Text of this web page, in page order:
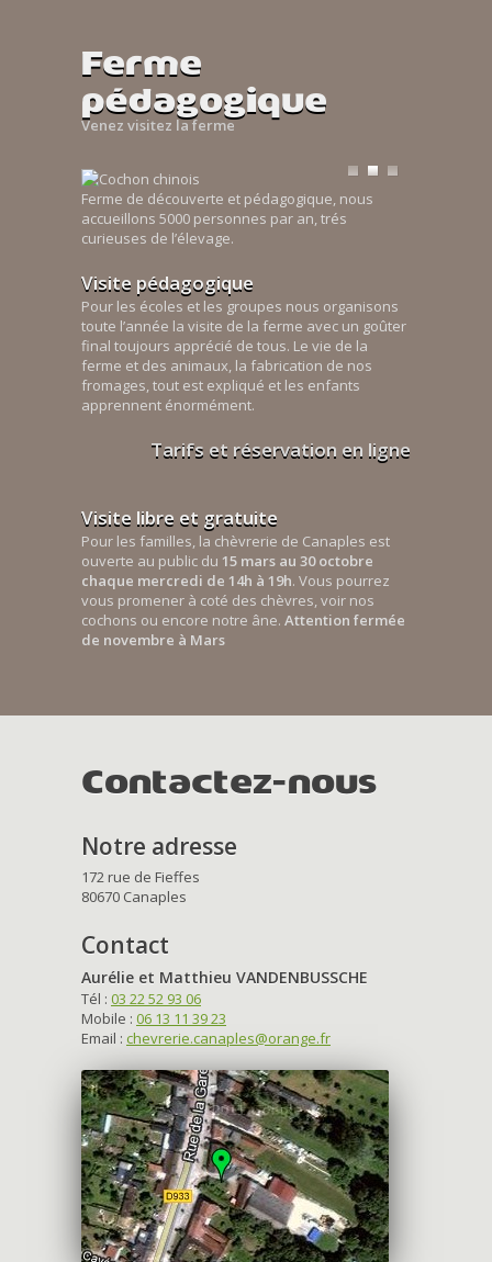
Ferme
pédagogique
Venez visitez la ferme
Ferme de découverte et pédagogique, nous
accueillons 5000 personnes par an, trés
curieuses de l’élevage.
Visite pédagogique
Pour les écoles et les groupes nous organisons
toute l’année la visite de la ferme avec un goûter
final toujours apprécié de tous. Le vie de la
ferme et des animaux, la fabrication de nos
fromages, tout est expliqué et les enfants
apprennent énormément.
Tarifs et réservation en ligne
Visite libre et gratuite
Pour les familles, la chèvrerie de Canaples est
ouverte au public du 15 mars au 30 octobre
chaque mercredi de 14h à 19h. Vous pourrez
vous promener à coté des chèvres, voir nos
cochons ou encore notre âne. Attention fermée
de novembre à Mars
Contactez-nous
Notre adresse
172 rue de Fieffes
80670 Canaples
Contact
Aurélie et Matthieu VANDENBUSSCHE
Tél : 03 22 52 93 06
Mobile : 06 13 11 39 23
Email : chevrerie.canaples@orange.fr